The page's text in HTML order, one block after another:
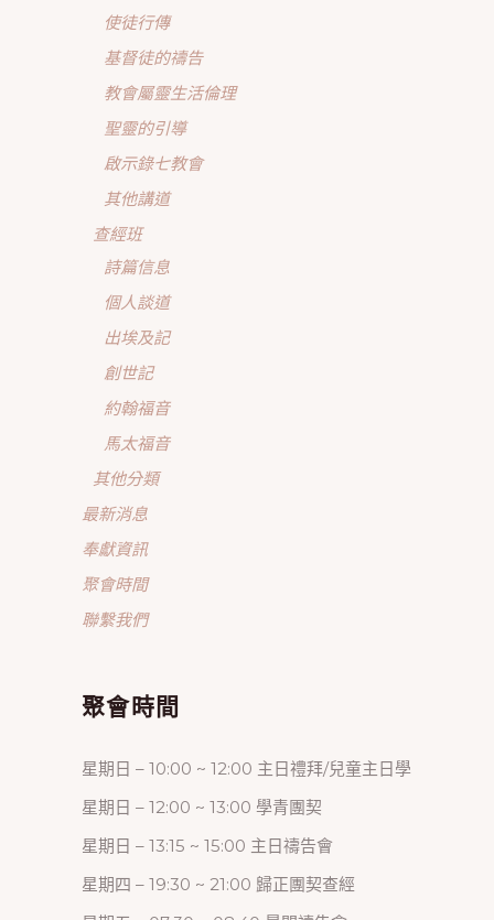
使徒行傳
基督徒的禱告
教會屬靈生活倫理
聖靈的引導
啟示錄七教會
其他講道
查經班
詩篇信息
個人談道
出埃及記
創世記
約翰福音
馬太福音
其他分類
最新消息
奉獻資訊
聚會時間
聯繫我們
聚會時間
星期日 – 10:00 ~ 12:00 主日禮拜/兒童主日學
星期日 – 12:00 ~ 13:00 學青團契
星期日 – 13:15 ~ 15:00 主日禱告會
星期四 – 19:30 ~ 21:00 歸正團契查經